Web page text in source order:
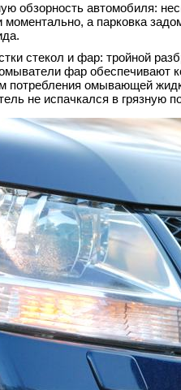
обзорность автомобиля:
а парковка
стекол и фар: тройной
фар
потребления омывающей
не испачкался в грязную